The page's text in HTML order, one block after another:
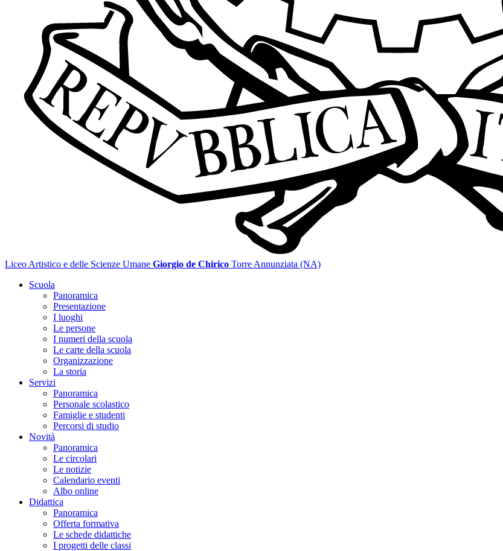
Liceo Artistico e delle Scienze Umane Giorgio de Chirico Torre Annunziata (NA)
Scuola
Panoramica
Presentazione
I luoghi
Le persone
I numeri della scuola
Le carte della scuola
Organizzazione
La storia
Servizi
Panoramica
Personale scolastico
Famiglie e studenti
Percorsi di studio
Novità
Panoramica
Le circolari
Le notizie
Calendario eventi
Albo online
Didattica
Panoramica
Offerta formativa
Le schede didattiche
I progetti delle classi